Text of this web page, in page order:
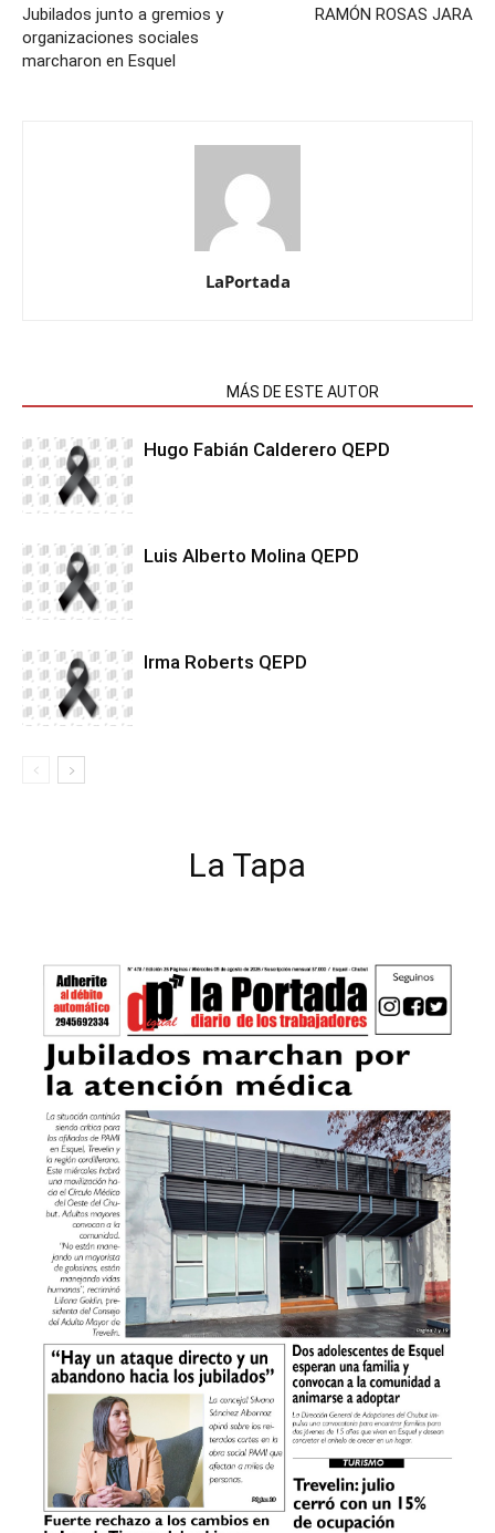
Jubilados junto a gremios y
organizaciones sociales
marcharon en Esquel
RAMÓN ROSAS JARA
LaPortada
MÁS DE ESTE AUTOR
Hugo Fabián Calderero QEPD
Luis Alberto Molina QEPD
Irma Roberts QEPD
La Tapa